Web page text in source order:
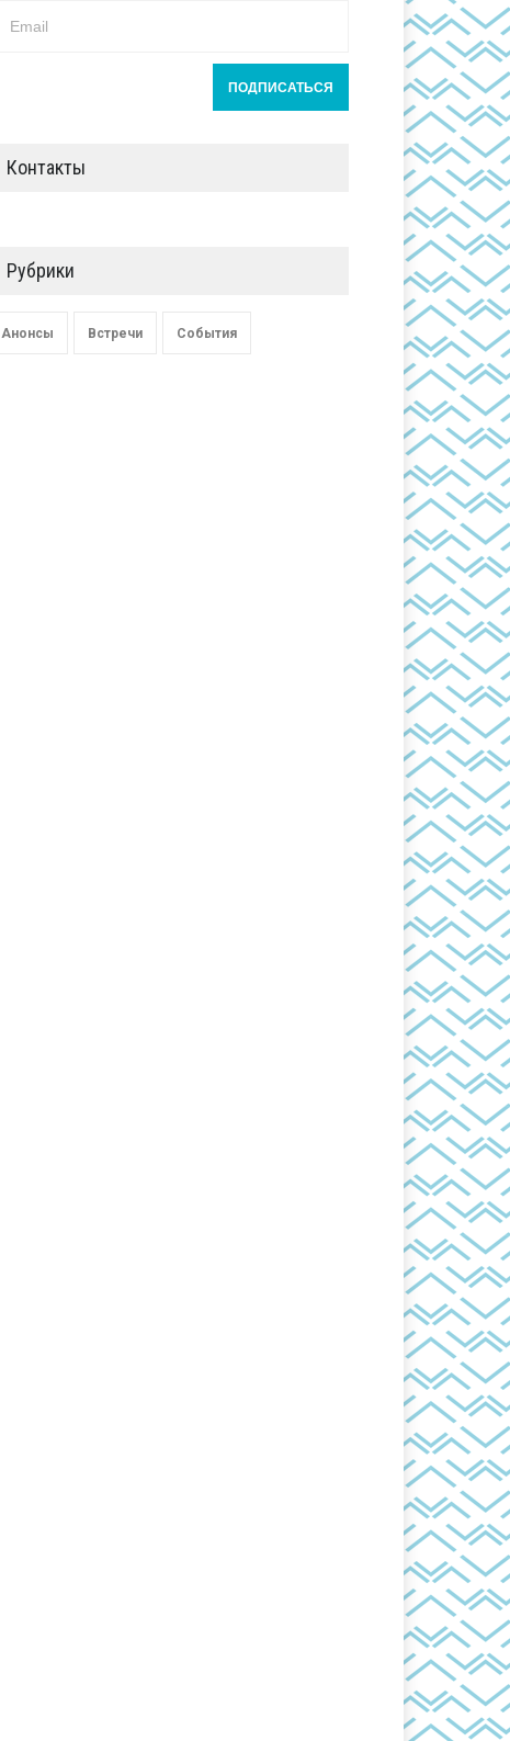
Контакты
Рубрики
Анонсы Встречи События